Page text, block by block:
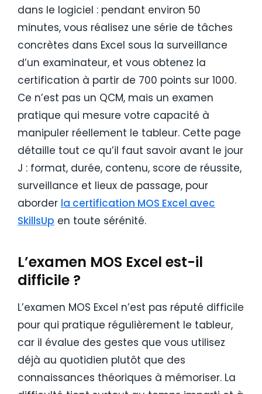
dans le logiciel : pendant environ 50
minutes, vous réalisez une série de tâches
concrètes dans Excel sous la surveillance
d’un examinateur, et vous obtenez la
certification à partir de 700 points sur 1000.
Ce n’est pas un QCM, mais un examen
pratique qui mesure votre capacité à
manipuler réellement le tableur. Cette page
détaille tout ce qu’il faut savoir avant le jour
J : format, durée, contenu, score de réussite,
surveillance et lieux de passage, pour
aborder la certification MOS Excel avec
SkillsUp en toute sérénité.
L’examen MOS Excel est-il
difficile ?
L’examen MOS Excel n’est pas réputé difficile
pour qui pratique régulièrement le tableur,
car il évalue des gestes que vous utilisez
déjà au quotidien plutôt que des
connaissances théoriques à mémoriser. La